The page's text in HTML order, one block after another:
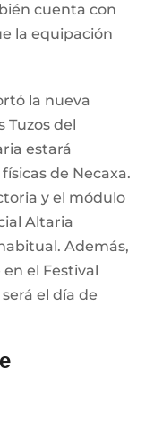
cuenta con
la equipación
la nueva
Tuzos del
estará
de Necaxa.
y el módulo
Altaria
Además,
el Festival
el día de